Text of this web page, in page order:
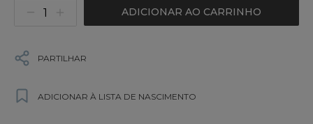
ADICIONAR AO CARRINHO
PARTILHAR
ADICIONAR À LISTA DE NASCIMENTO